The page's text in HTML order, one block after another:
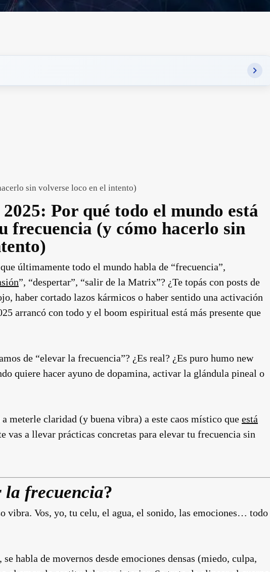
sin volverse loco en el intento)
Por qué todo el mundo está
frecuencia (y cómo hacerlo sin
últimamente todo el mundo habla de “frecuencia”,
”, “despertar”, “salir de la Matrix”? ¿Te topás con posts de
haber cortado lazos kármicos o haber sentido una activación
arrancó con todo y el boom espiritual está más presente que
de “elevar la frecuencia”? ¿Es real? ¿Es puro humo new
quiere hacer ayuno de dopamina, activar la glándula pineal o
meterle claridad (y buena vibra) a este caos místico que está
vas a llevar prácticas concretas para elevar tu frecuencia sin
la frecuencia?
vibra. Vos, yo, tu celu, el agua, el sonido, las emociones… todo
, se habla de movernos desde emociones densas (miedo, culpa,